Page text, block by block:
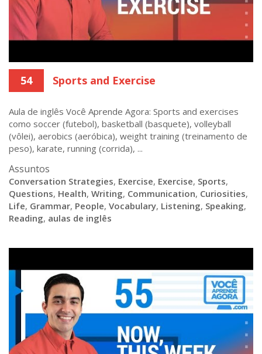
54 Sports and Exercise
Aula de inglês Você Aprende Agora: Sports and exercises
como soccer (futebol), basketball (basquete), volleyball
(vôlei), aerobics (aeróbica), weight training (treinamento de
peso), karate, running (corrida), ...
Assuntos
Conversation Strategies, Exercise, Exercise, Sports,
Questions, Health, Writing, Communication, Curiosities,
Life, Grammar, People, Vocabulary, Listening, Speaking,
Reading, aulas de inglês